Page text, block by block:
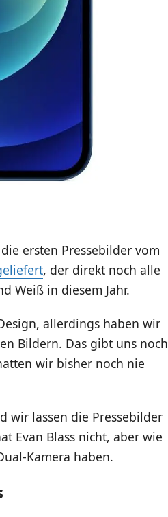
ersten Pressebilder vom
, der direkt noch alle
Weiß in diesem Jahr.
allerdings haben wir
Bildern. Das gibt uns noch
wir bisher noch nie
wir lassen die Pressebilder
Evan Blass nicht, aber wie
Kamera haben.